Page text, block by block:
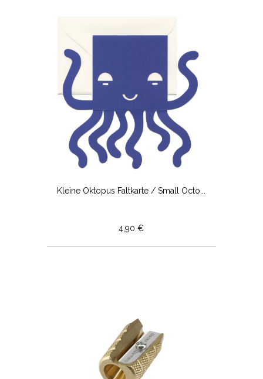
Kleine Oktopus Faltkarte / Small Octo...
4,90 €